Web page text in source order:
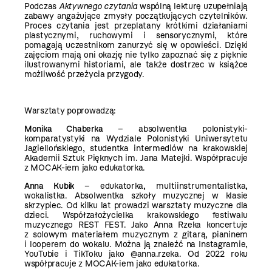
Podczas Aktywnego czytaniawspólną lekturę uzupełniają
zabawy angażujące zmysły początkujących czytelników.
Proces czytania jest przeplatany krótkimi działaniami
plastycznymi, ruchowymi i sensorycznymi, które
pomagają uczestnikom zanurzyć się w opowieści. Dzięki
zajęciom mają oni okazję nie tylko zapoznać się z pięknie
ilustrowanymi historiami, ale także dostrzec w książce
możliwość przeżycia przygody.
Warsztaty poprowadzą:
Monika Chaberka– absolwentka polonistyki-
komparatystyki na Wydziale Polonistyki Uniwersytetu
Jagiellońskiego, studentka intermediów na krakowskiej
Akademii Sztuk Pięknych im. Jana Matejki. Współpracuje
z MOCAK-iem jako edukatorka.
Anna Kubik – edukatorka, multiinstrumentalistka,
wokalistka. Absolwentka szkoły muzycznej w klasie
skrzypiec. Od kilku lat prowadzi warsztaty muzyczne dla
dzieci. Współzałożycielka krakowskiego festiwalu
muzycznego REST FEST. Jako Anna Rzeka koncertuje
z solowym materiałem muzycznym z gitarą, pianinem
i looperem do wokalu. Można ją znaleźć na Instagramie,
YouTubie i TikToku jako @anna.rzeka. Od 2022 roku
współpracuje z MOCAK-iem jako edukatorka.